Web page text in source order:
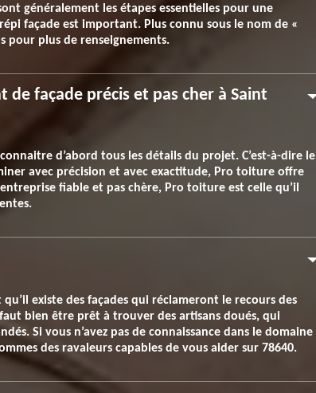
généralement les étapes essentielles pour une
façade est important. Plus connu sous le nom de «
pour plus de renseignements.
façade précis et pas cher à Saint
d’abord tous les détails du projet. C’est-à-dire le
avec précision et avec exactitude, Pro toiture offre
fiable et pas chère, Pro toiture est celle qu’il
existe des façades qui réclameront le recours des
bien être prêt à trouver des artisans doués, qui
Si vous n’avez pas de connaissance dans le domaine
des ravaleurs capables de vous aider sur 78640.